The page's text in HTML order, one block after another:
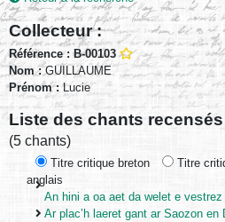
Collecteur :
Référence : B-00103
Nom :GUILLAUME
Prénom :Lucie
Liste des chants
(5 chants)
Titre critique breton Titre
anglais
An hini a oa aet da welet e vestrez
Ar plac’h laeret gant ar Saozon en